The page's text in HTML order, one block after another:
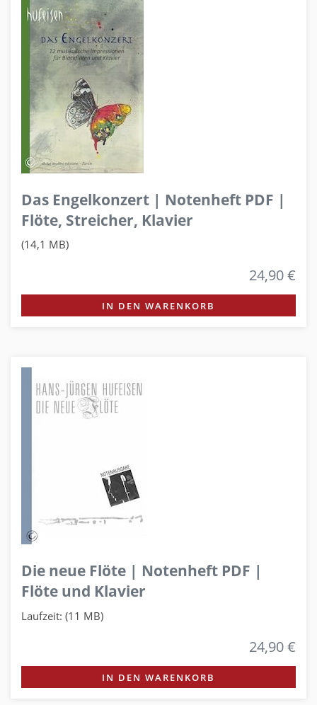
Das Engelkonzert | Notenheft PDF |
Flöte, Streicher, Klavier
(14,1 MB)
24,90 €
IN DEN WARENKORB
Die neue Flöte | Notenheft PDF |
Flöte und Klavier
Laufzeit: (11 MB)
24,90 €
IN DEN WARENKORB